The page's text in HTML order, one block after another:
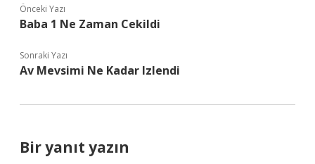
Önceki Yazı
Baba 1 Ne Zaman Cekildi
Sonraki Yazı
Av Mevsimi Ne Kadar Izlendi
Bir yanıt yazın